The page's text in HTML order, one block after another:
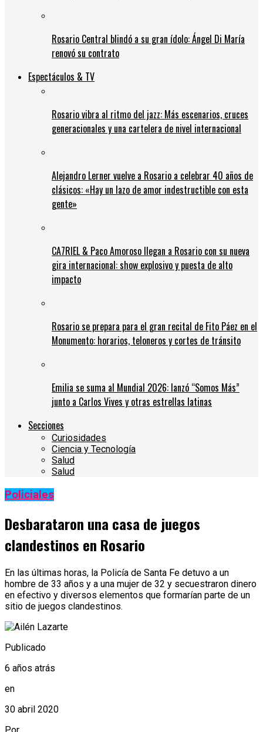
Rosario Central blindó a su gran ídolo: Ángel Di María
renovó su contrato
Espectáculos & TV
Rosario vibra al ritmo del jazz: Más escenarios, cruces
generacionales y una cartelera de nivel internacional
Alejandro Lerner vuelve a Rosario a celebrar 40 años de
clásicos: «Hay un lazo de amor indestructible con esta
gente»
CA7RIEL & Paco Amoroso llegan a Rosario con su nueva
gira internacional: show explosivo y puesta de alto
impacto
Rosario se prepara para el gran recital de Fito Páez en el
Monumento: horarios, teloneros y cortes de tránsito
Emilia se suma al Mundial 2026: lanzó “Somos Más”
junto a Carlos Vives y otras estrellas latinas
Secciones
Curiosidades
Ciencia y Tecnología
Salud
Salud
Policiales
Desbarataron una casa de juegos
clandestinos en Rosario
En las últimas horas, la Policía de Santa Fe detuvo a un
hombre de 33 años y a una mujer de 32 y secuestraron dinero
en efectivo y diversos elementos que formarían parte de un
sitio de juegos clandestinos.
Publicado
6 años atrás
en
30 abril 2020